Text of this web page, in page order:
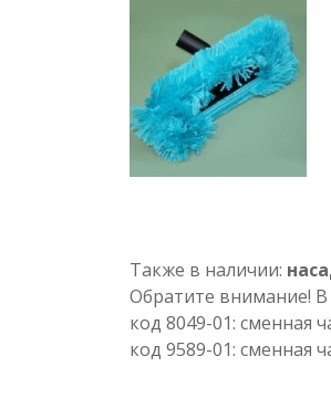
Также в наличии:
Обратите внимание! В
код 8049-01: сменная
код 9589-01: сменная